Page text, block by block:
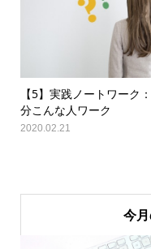
【5】実践ノートワーク
分こんな人ワーク
2020.02.21
今